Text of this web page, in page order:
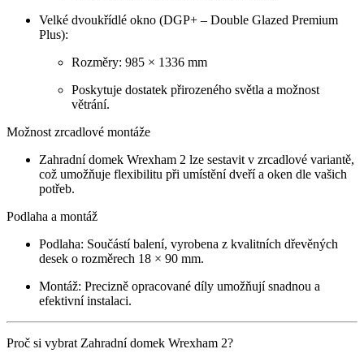
Velké dvoukřídlé okno (DGP+ – Double Glazed Premium
Plus):
Rozměry: 985 × 1336 mm
Poskytuje dostatek přirozeného světla a možnost
větrání.
Možnost zrcadlové montáže
Zahradní domek Wrexham 2 lze sestavit v zrcadlové variantě,
což umožňuje flexibilitu při umístění dveří a oken dle vašich
potřeb.
Podlaha a montáž
Podlaha: Součástí balení, vyrobena z kvalitních dřevěných
desek o rozměrech 18 × 90 mm.
Montáž: Precizně opracované díly umožňují snadnou a
efektivní instalaci.
Proč si vybrat Zahradní domek Wrexham 2?